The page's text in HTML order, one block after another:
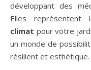
développant des
Elles représentent
climat pour votre
un monde de
résilient et esthétique.